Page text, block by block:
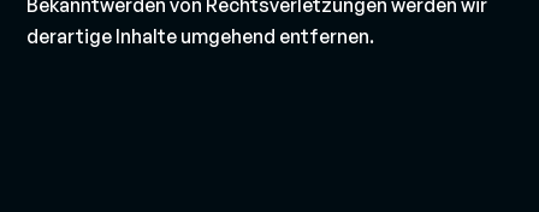
derartige Inhalte umgehend entfernen.